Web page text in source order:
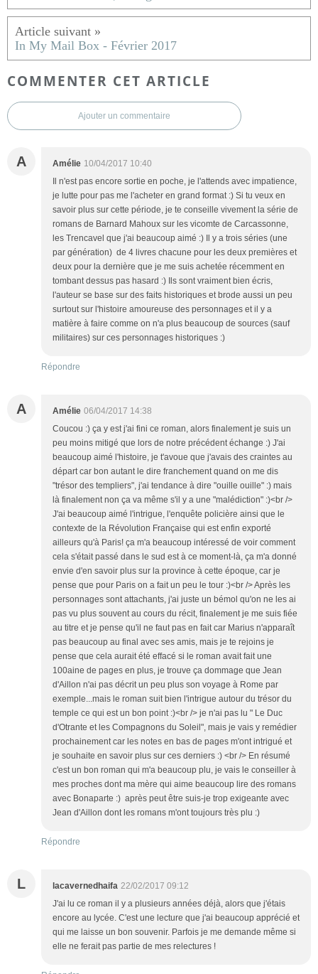
In My Mail Box - Février 2017
COMMENTER CET ARTICLE
Ajouter un commentaire
A Amélie 10/04/2017 10:40
Il n'est pas encore sortie en poche, je l'attends avec impatience,
je lutte pour pas me l'acheter en grand format :) Si tu veux en
savoir plus sur cette période, je te conseille vivement la série de
romans de Barnard Mahoux sur les vicomte de Carcassonne,
les Trencavel que j'ai beaucoup aimé :) Il y a trois séries (une
par génération) de 4 livres chacune pour les deux premières et
deux pour la dernière que je me suis achetée récemment en
tombant dessus pas hasard :) Ils sont vraiment bien écris,
l'auteur se base sur des faits historiques et brode aussi un peu
surtout sur l'histoire amoureuse des personnages et il y a
matière à faire comme on n'a plus beaucoup de sources (sauf
militaires) sur ces personnages historiques :)
Répondre
A Amélie 06/04/2017 14:38
Coucou :) ça y est j'ai fini ce roman, alors finalement je suis un
peu moins mitigé que lors de notre précédent échange :) J'ai
beaucoup aimé l'histoire, je t'avoue que j'avais des craintes au
départ car bon autant le dire franchement quand on me dis
"trésor des templiers", j'ai tendance à dire "ouille ouille" :) mais
là finalement non ça va même s'il y a une "malédiction" :)<br />
J'ai beaucoup aimé l'intrigue, l'enquête policière ainsi que le
contexte de la Révolution Française qui est enfin exporté
ailleurs qu'à Paris! ça m'a beaucoup intéressé de voir comment
cela s'était passé dans le sud est à ce moment-là, ça m'a donné
envie d'en savoir plus sur la province à cette époque, car je
pense que pour Paris on a fait un peu le tour :)<br /> Après les
personnages sont attachants, j'ai juste un bémol qu'on ne les ai
pas vu plus souvent au cours du récit, finalement je me suis fiée
au titre et je pense qu'il ne faut pas en fait car Marius n'apparaît
pas beaucoup au final avec ses amis, mais je te rejoins je
pense que cela aurait été effacé si le roman avait fait une
100aine de pages en plus, je trouve ça dommage que Jean
d'Aillon n'ai pas décrit un peu plus son voyage à Rome par
exemple...mais le roman suit bien l'intrigue autour du trésor du
temple ce qui est un bon point :)<br /> je n'ai pas lu " Le Duc
d'Otrante et les Compagnons du Soleil", mais je vais y remédier
prochainement car les notes en bas de pages m'ont intrigué et
je souhaite en savoir plus sur ces derniers :) <br /> En résumé
c'est un bon roman qui m'a beaucoup plu, je vais le conseiller à
mes proches dont ma mère qui aime beaucoup lire des romans
avec Bonaparte :) après peut être suis-je trop exigeante avec
Jean d'Aillon dont les romans m'ont toujours très plu :)
Répondre
L lacavernedhaifa 22/02/2017 09:12
J'ai lu ce roman il y a plusieurs années déjà, alors que j'étais
encore au lycée. C'est une lecture que j'ai beaucoup apprécié et
qui me laisse un bon souvenir. Parfois je me demande même si
elle ne ferait pas partie de mes relectures !